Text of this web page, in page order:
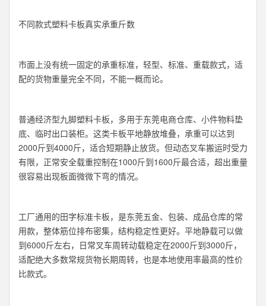
不同款式塑料卡板真实承重斤数
市面上没有统一固定的承重标准，轻型、标准、重载款式，适
配的货物重量完全不同，不能一概而论。
普通经济型九脚塑料卡板，多用于东莞电商仓库、小件物料垫
底、临时出口装柜。这类卡板平地静放堆叠，承重可以达到
2000斤到4000斤，适合短期静止放货。但动态叉车搬运时受力
有限，正常安全载重控制在1000斤到1600斤最合适，超出重量
很容易出现板面微微下弯的情况。
工厂通用的田字标准卡板，是东莞五金、包装、成品仓库的常
用款，整体筋位排布密集，结构稳定性更好。平地静载可以做
到6000斤左右，日常叉车周转动载稳定在2000斤到3000斤，
适配绝大多数常规货物长期周转，也是本地使用率最高的性价
比款式。